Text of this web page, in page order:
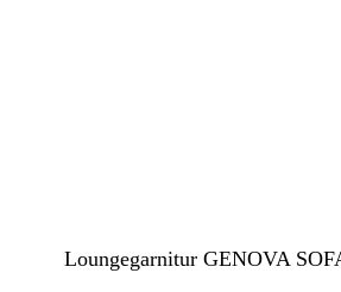
Loungegarnitur GENOVA